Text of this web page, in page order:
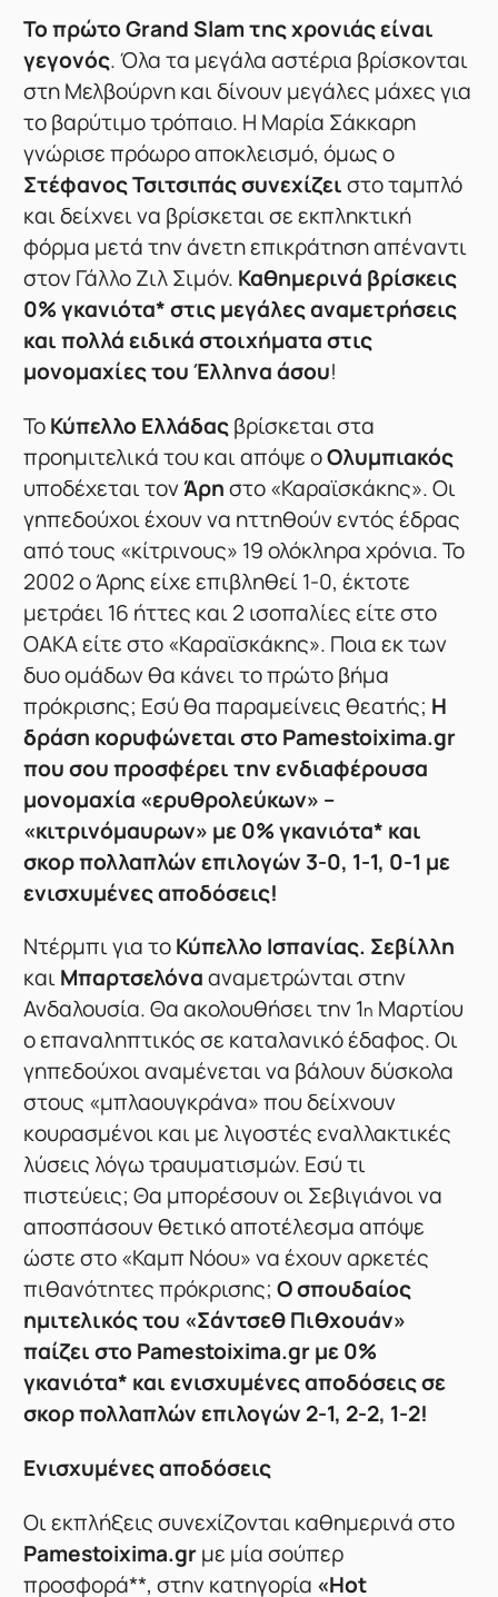
To πρώτο Grand Slam της χρονιάς είναι
γεγονός. Όλα τα μεγάλα αστέρια βρίσκονται
στη Μελβούρνη και δίνουν μεγάλες μάχες για
το βαρύτιμο τρόπαιο. Η Μαρία Σάκκαρη
γνώρισε πρόωρο αποκλεισμό, όμως ο
Στέφανος Τσιτσιπάς συνεχίζειστο ταμπλό
και δείχνει να βρίσκεται σε εκπληκτική
φόρμα μετά την άνετη επικράτηση απέναντι
στον Γάλλο Ζιλ Σιμόν. Καθημερινά βρίσκεις
0% γκανιότα* στις μεγάλες αναμετρήσεις
και πολλά ειδικά στοιχήματα στις
μονομαχίες του Έλληνα άσου!
ΤοΚύπελλο Ελλάδαςβρίσκεται στα
προημιτελικά του και απόψε οΟλυμπιακός
υποδέχεται τονΆρηστο «Καραϊσκάκης». Οι
γηπεδούχοι έχουν να ηττηθούν εντός έδρας
από τους «κίτρινους» 19 ολόκληρα χρόνια. Το
2002 ο Άρης είχε επιβληθεί 1-0, έκτοτε
μετράει 16 ήττες και 2 ισοπαλίες είτε στο
ΟΑΚΑ είτε στο «Καραϊσκάκης». Ποια εκ των
δυο ομάδων θα κάνει το πρώτο βήμα
πρόκρισης; Εσύ θα παραμείνεις θεατής; Η
δράση κορυφώνεται στο Pamestoixima.gr
που σου προσφέρει την ενδιαφέρουσα
μονομαχία «ερυθρολεύκων» –
«κιτρινόμαυρων» με 0% γκανιότα* και
σκορ πολλαπλών επιλογών 3-0, 1-1, 0-1 με
ενισχυμένες αποδόσεις!
Ντέρμπι για τοΚύπελλο Ισπανίας. Σεβίλλη
καιΜπαρτσελόνααναμετρώνται στην
Ανδαλουσία. Θα ακολουθήσει την 1η Μαρτίου
ο επαναληπτικός σε καταλανικό έδαφος. Οι
γηπεδούχοι αναμένεται να βάλουν δύσκολα
στους «μπλαουγκράνα» που δείχνουν
κουρασμένοι και με λιγοστές εναλλακτικές
λύσεις λόγω τραυματισμών. Εσύ τι
πιστεύεις; Θα μπορέσουν οι Σεβιγιάνοι να
αποσπάσουν θετικό αποτέλεσμα απόψε
ώστε στο «Καμπ Νόου» να έχουν αρκετές
πιθανότητες πρόκρισης;Ο σπουδαίος
ημιτελικός του «Σάντσεθ Πιθχουάν»
παίζει στο Pamestoixima.gr με 0%
γκανιότα* και ενισχυμένες αποδόσεις σε
σκορ πολλαπλών επιλογών 2-1, 2-2, 1-2!
Ενισχυμένες αποδόσεις
Οι εκπλήξεις συνεχίζονται καθημερινά στο
Pamestoixima.grμε μία σούπερ
προσφορά**, στην κατηγορία «Hot